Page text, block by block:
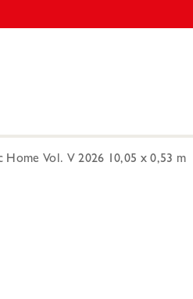
Home Vol. V 2026 10,05 x 0,53 m